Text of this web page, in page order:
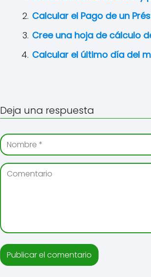
Calcular el Pago de un
Cree una hoja de cálculo
Calcular el último día del
Deja una respuesta